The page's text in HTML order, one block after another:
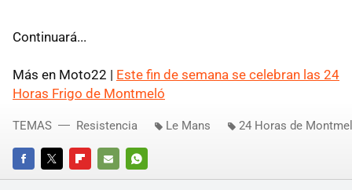
Continuará...
Más en Moto22 | Este fin de semana se celebran las 24
Horas Frigo de Montmeló
FACEBOOKTWITTERFLIPBOARD
E-
WHATSAPP
TEMAS Resistencia Le Mans 24 Horas de